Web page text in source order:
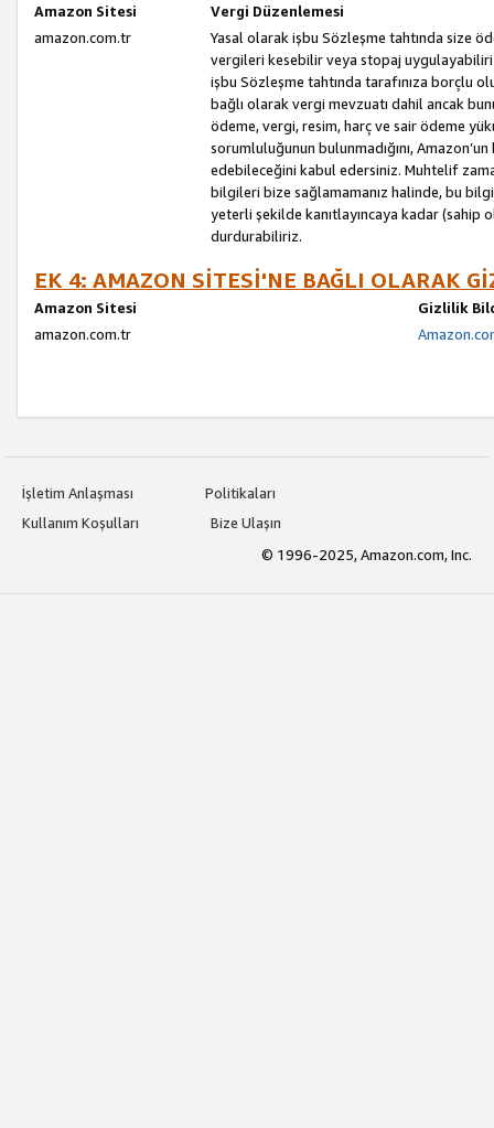
Amazon Sitesi
Vergi Düzenlemesi
amazon.com.tr
Yasal olarak işbu Sözleşme tahtında size
vergileri kesebilir veya stopaj
işbu Sözleşme tahtında tarafınıza borçlu
bağlı olarak vergi mevzuatı dahil ancak
ödeme, vergi, resim, harç ve sair ödeme
sorumluluğunun bulunmadığını,
edebileceğini kabul edersiniz. Muhtelif
bilgileri bize sağlamamanız halinde, bu
yeterli şekilde kanıtlayıncaya kadar
durdurabiliriz.
EK 4: AMAZON SİTESİ'NE BAĞLI OLARAK
Amazon Sitesi
Gizlilik
amazon.com.tr
İşletim Anlaşması
Politikaları
Kullanım Koşulları
Bize Ulaşın
© 1996-2025, Amazon.com, Inc.